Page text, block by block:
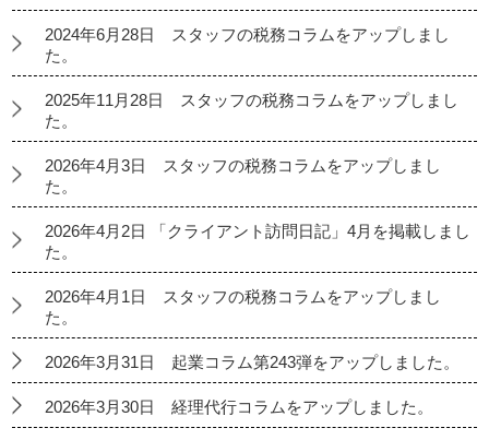
2024年6月28日 スタッフの税務コラムをアップしまし
た。
2025年11月28日 スタッフの税務コラムをアップしまし
た。
2026年4月3日 スタッフの税務コラムをアップしまし
た。
2026年4月2日 「クライアント訪問日記」4月を掲載しまし
た。
2026年4月1日 スタッフの税務コラムをアップしまし
た。
2026年3月31日 起業コラム第243弾をアップしました。
2026年3月30日 経理代行コラムをアップしました。